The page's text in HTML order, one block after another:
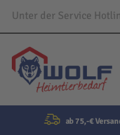
Unter der Service
Direkt
zum
Inhalt
ab 75,-€